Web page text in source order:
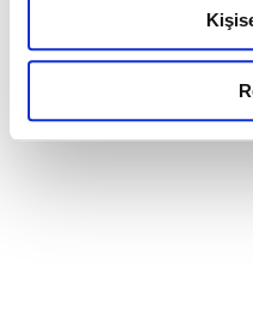
okumak ve sitemizi
gerçekleştirilen veri
detaylı bilgi almak için